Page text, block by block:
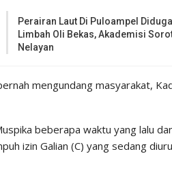
Perairan Laut Di Puloampel
Limbah Oli Bekas, Akademisi
Nelayan
mengundang masyarakat,
beberapa waktu yang lalu
izin Galian (C) yang sedang